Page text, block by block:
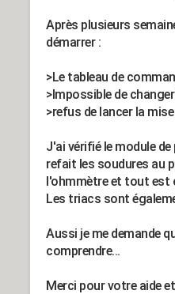
Après plusieurs
démarrer :
>Le tableau de
>Impossible de
>refus de lancer la
J'ai vérifié le module
refait les soudures au
l'ohmmètre et tout est
Les triacs sont
Aussi je me demande
comprendre...
Merci pour votre aide